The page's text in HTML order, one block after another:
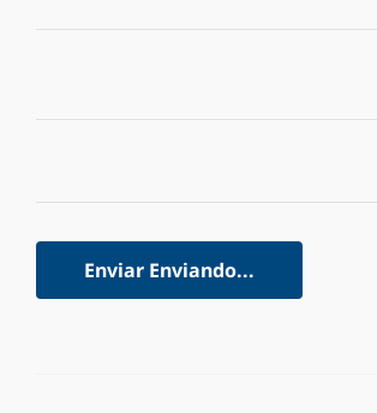
Enviar Enviando...